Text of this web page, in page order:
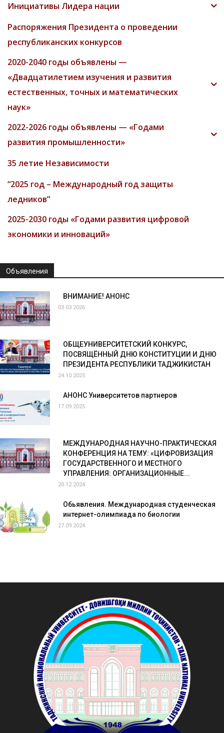
Инициативы Лидера нации
Распоряжения Президента о проведении
республиканских конкурсов
2020-2040 годы объявлены —
«Двадцатилетием изучения и развития
естественных, точных и математических
наук»
2022-2026 годы объявлены — «Годами
развития промышленности»
35 летие Независимости
“2025 год – Международный год защиты
ледников”
2025-2030 годы «Годами развития цифровой
экономики и инноваций»
Объявления
ВНИМАНИЕ! АНОНС
03.03.2026
ОБЩЕУНИВЕРСИТЕТСКИЙ КОНКУРС,
ПОСВЯЩЁННЫЙ ДНЮ КОНСТИТУЦИИ И ДНЮ
ПРЕЗИДЕНТА РЕСПУБЛИКИ ТАДЖИКИСТАН
24.10.2025
АНОНС Университетов партнеров
17.09.2025
МЕЖДУНАРОДНАЯ НАУЧНО-ПРАКТИЧЕСКАЯ
КОНФЕРЕНЦИЯ НА ТЕМУ: «ЦИФРОВИЗАЦИЯ
ГОСУДАРСТВЕННОГО И МЕСТНОГО
УПРАВЛЕНИЯ: ОРГАНИЗАЦИОННЫЕ...
20.12.2024
Обьявления. Международная студенческая
интернет-олимпиада по биологии
27.09.2024